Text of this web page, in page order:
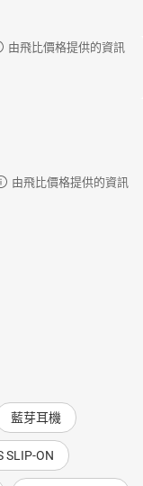
由飛比價格提供的資訊
由飛比價格提供的資訊
藍芽耳機
SLIP-ON